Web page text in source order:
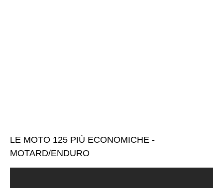
LE MOTO 125 PIÙ ECONOMICHE -
MOTARD/ENDURO